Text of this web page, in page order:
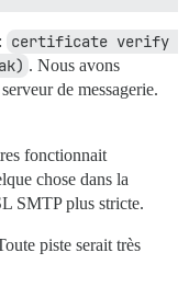
certificate verify
. Nous avons
de messagerie.
fonctionnait
chose dans la
SMTP plus stricte.
piste serait très